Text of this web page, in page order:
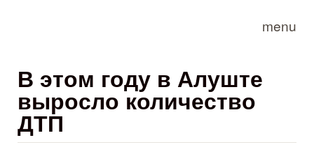
menu
В этом году в Алуште
выросло количество
ДТП